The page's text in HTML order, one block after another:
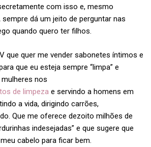
com isso e, mesmo
sempre dá um jeito de perguntar nas
quando quero ter filhos.
que quer me vender sabonetes íntimos e
que eu esteja sempre “limpa” e
mulheres nos
de limpeza e servindo a homens em
a vida, dirigindo carrões,
Que me oferece dezoito milhões de
indesejadas” e que sugere que
cabelo para ficar bem.